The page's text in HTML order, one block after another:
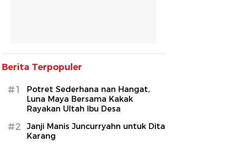
Berita Terpopuler
#1
Potret Sederhana nan Hangat,
Luna Maya Bersama Kakak
Rayakan Ultah Ibu Desa
#2
Janji Manis Juncurryahn untuk Dita
Karang